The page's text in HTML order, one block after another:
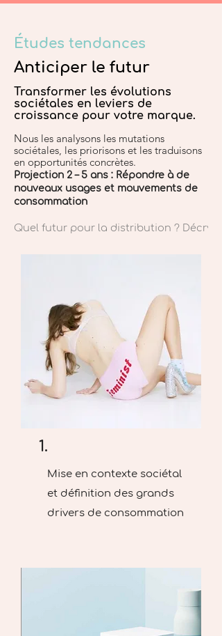
Études tendances
Anticiper le futur
Transformer les évolutions
sociétales en leviers de
croissance pour votre marque.
Nous les analysons les mutations
sociétales, les priorisons et les traduisons
en opportunités concrètes.
Projection 2 – 5 ans : Répondre à de
nouveaux usages et mouvements de
consommation
Quel futur pour la distribution ?
1.
Mise en contexte sociétal
et définition des grands
drivers de consommation